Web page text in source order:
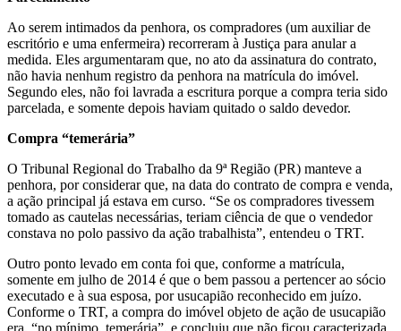
Ao serem intimados da penhora, os compradores (um auxiliar de
escritório e uma enfermeira) recorreram à Justiça para anular a
medida. Eles argumentaram que, no ato da assinatura do contrato,
não havia nenhum registro da penhora na matrícula do imóvel.
Segundo eles, não foi lavrada a escritura porque a compra teria sido
parcelada, e somente depois haviam quitado o saldo devedor.
Compra “temerária”
O Tribunal Regional do Trabalho da 9ª Região (PR) manteve a
penhora, por considerar que, na data do contrato de compra e venda,
a ação principal já estava em curso. “Se os compradores tivessem
tomado as cautelas necessárias, teriam ciência de que o vendedor
constava no polo passivo da ação trabalhista”, entendeu o TRT.
Outro ponto levado em conta foi que, conforme a matrícula,
somente em julho de 2014 é que o bem passou a pertencer ao sócio
executado e à sua esposa, por usucapião reconhecido em juízo.
Conforme o TRT, a compra do imóvel objeto de ação de usucapião
era, “no mínimo, temerária”, e concluiu que não ficou caracterizada